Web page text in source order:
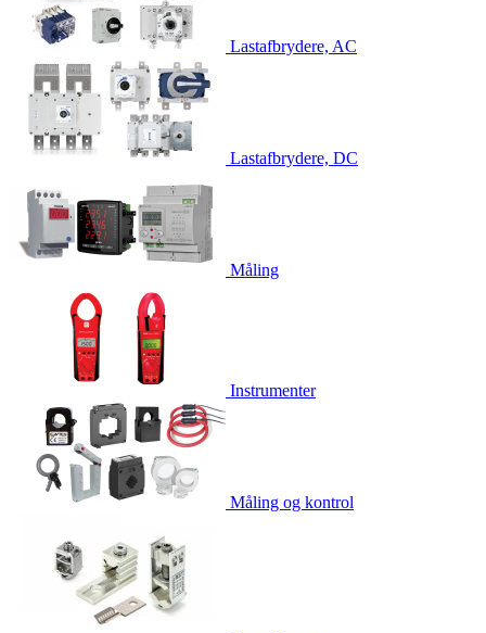
Lastafbrydere, AC
Lastafbrydere, DC
Måling
Instrumenter
Måling og kontrol